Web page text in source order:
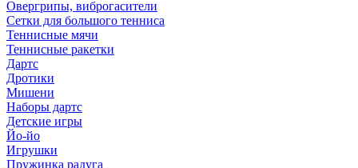
Овергрипы, виброгасители
Сетки для большого тенниса
Теннисные мячи
Теннисные ракетки
Дартс
Дротики
Мишени
Наборы дартс
Детские игры
Йо-йо
Игрушки
Пружинка радуга